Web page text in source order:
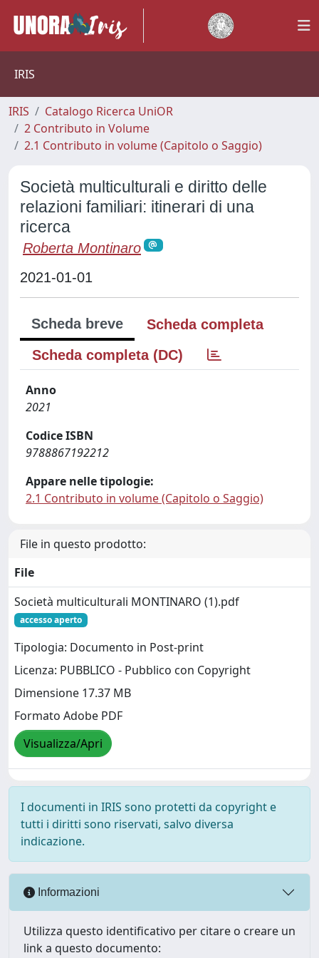
IRIS
IRIS
Catalogo Ricerca UniOR
2 Contributo in Volume
2.1 Contributo in volume (Capitolo o Saggio)
Società multiculturali e diritto delle
relazioni familiari: itinerari di una
ricerca
Roberta Montinaro
2021-01-01
Scheda breve
Scheda completa
Scheda completa (DC)
Anno
2021
Codice ISBN
9788867192212
Appare nelle tipologie:
2.1 Contributo in volume (Capitolo o Saggio)
File in questo prodotto:
File
Società multiculturali MONTINARO (1).pdf
accesso aperto
Tipologia: Documento in Post-print
Licenza: PUBBLICO - Pubblico con Copyright
Dimensione 17.37 MB
Formato Adobe PDF
Visualizza/Apri
I documenti in IRIS sono protetti da copyright e
tutti i diritti sono riservati, salvo diversa
indicazione.
Informazioni
Utilizza questo identificativo per citare o creare un
link a questo documento: